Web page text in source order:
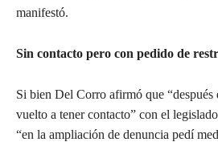
manifestó.
Sin contacto pero con pedido de
Si bien Del Corro afirmó que “después
vuelto a tener contacto” con el
“en la ampliación de denuncia pedí